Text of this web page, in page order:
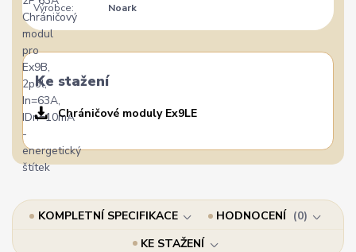
Výrobce:
Noark
Ke stažení
Chráničové moduly Ex9LE
KOMPLETNÍ SPECIFIKACE HODNOCENÍ
0
KE STAŽENÍ